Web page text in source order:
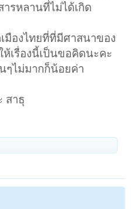
รหลานที่ไม่ได้เกิด
มืองไทยที่ที่มีศาสนาของ
เรื่องนี้เป็นขอคิดนะคะ
ๆไม่มากก็น้อยค่า
สาธุ